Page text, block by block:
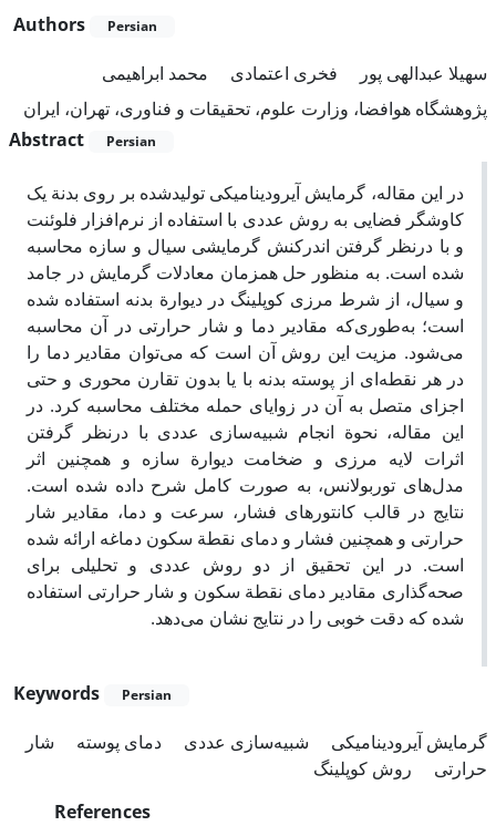
Authors Persian
سهیلا عبدالهی پور فخری اعتمادی
محمد ابراهیمی
پژوهشگاه هوافضا، وزارت علوم، تحقیقات و فناوری، تهران، ایران
Abstract
Persian
در این مقاله، گرمایش آیرودینامیکی تولیدشده بر روی بدنة یک
کاوشگر فضایی به روش عددی با استفاده از نرم‌افزار فلوئنت
و با درنظر گرفتن اندرکنش گرمایشی سیال و سازه محاسبه
شده است. به منظور حل همزمان معادلات گرمایش در جامد
و سیال، از شرط مرزی کوپلینگ در دیوارة بدنه استفاده شده
است؛ به‌طور‌ی‌که مقادیر دما و شار حرارتی در آن محاسبه
می‌شود. مزیت این روش آن است که می‌توان مقادیر دما را
در هر نقطه‌ای از پوسته بدنه با یا بدون تقارن محوری و حتی
اجزای متصل به آن در زوایای حمله مختلف محاسبه کرد. در
این مقاله، نحوة انجام شبیه‌سازی عددی با درنظر گرفتن
اثرات لایه مرزی و ضخامت دیوارة سازه و همچنین اثر
مدل‌های توربولانس، به صورت کامل شرح داده شده است.
نتایج در قالب کانتورهای فشار، سرعت و دما، مقادیر شار
حرارتی و همچنین فشار و دمای نقطة سکون دماغه ارائه شده
است. در این تحقیق از دو روش عددی و تحلیلی برای
صحه‌گذاری مقادیر دمای نقطة سکون و شار حرارتی استفاده
شده که دقت خوبی را در نتایج نشان می‌دهد.
Keywords Persian
گرمایش آیرودینامیکی شبیه‌سازی عددی دمای پوسته
شار
حرارتی
روش کوپلینگ
References